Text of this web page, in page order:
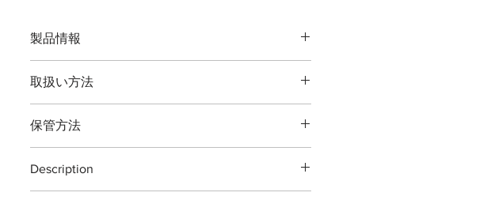
製品情報
全長：約１６５ミリ
重量：約１７０グラム
刃渡：約５０ミリ
鋼材： 高炭素刃物鋼 -鍛造- JIS [ Japanese Industrial
Standards ]
塗料：ソフトフィール塗料
取扱い方法
主に切り花・生花華道に使う鋏です。
植物以外の切断、無理な使い方をすると破損する場合が
※灌木・造花・針金・竹は切断できません。
保管方法
取り道具箱や室内での保管をおすすめいたします。汚れ
をふき取る際に刃物用油（ミシン油でもよい）で拭き取
Description